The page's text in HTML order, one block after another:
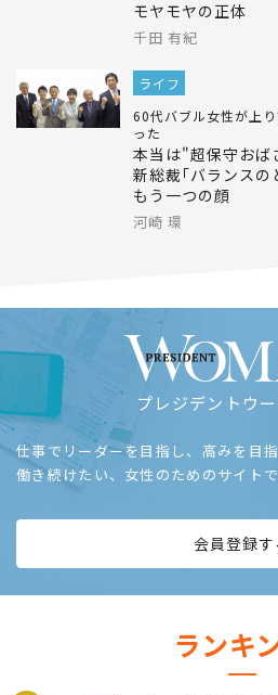
モヤモヤの正体
千田 有紀
ライフ
60代バブル女性が上
った
本当は"超保守お
新総裁｢バランスの
もう一つの顔
河崎 環
プレジデントウ
仕事でリーダーを目指し、高みを目
働き続けたい、女性のためのサイトで
会員登録す
ランキ